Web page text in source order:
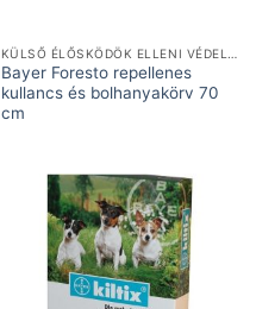
Bayer Foresto repellenes
kullancs és bolhanyakörv 70
cm